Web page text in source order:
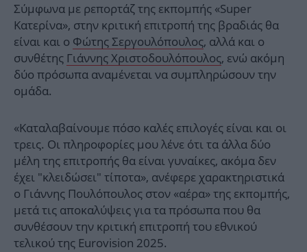
Σύμφωνα με ρεπορτάζ της εκπομπής «Super
Κατερίνα», στην κριτική επιτροπή της βραδιάς θα
είναι και ο Φώτης Σεργουλόπουλος, αλλά και ο
συνθέτης Γιάννης Χριστοδουλόπουλος, ενώ ακόμη
δύο πρόσωπα αναμένεται να συμπληρώσουν την
ομάδα.
«Καταλαβαίνουμε πόσο καλές επιλογές είναι και οι
τρεις. Οι πληροφορίες μου λένε ότι τα άλλα δύο
μέλη της επιτροπής θα είναι γυναίκες, ακόμα δεν
έχει "κλειδώσει" τίποτα», ανέφερε χαρακτηριστικά
ο Γιάννης Πουλόπουλος στον «αέρα» της εκπομπής,
μετά τις αποκαλύψεις για τα πρόσωπα που θα
συνθέσουν την κριτική επιτροπή του εθνικού
τελικού της Eurovision 2025.